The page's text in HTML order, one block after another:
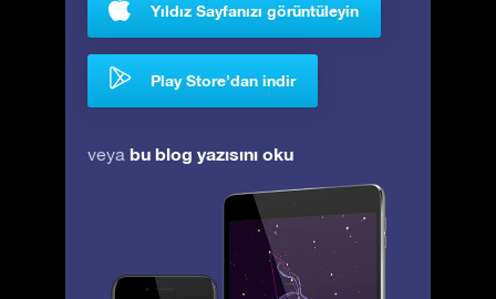
Yıldız Sayfanızı görüntüleyin
Play Store’dan indir
veya bu blog yazısını oku